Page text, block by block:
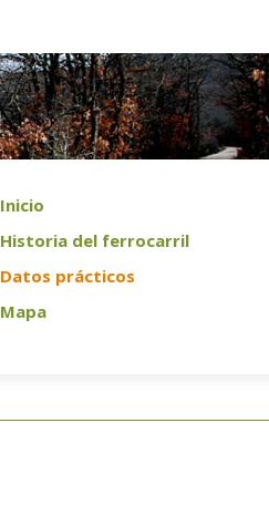
Inicio
Historia del ferrocarril
Datos prácticos
Mapa